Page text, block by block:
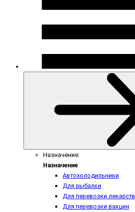
Назначение:
Назначение
Автохолодильники
Для рыбалки
Для перевозки лекарств
Для перевозки вакцин